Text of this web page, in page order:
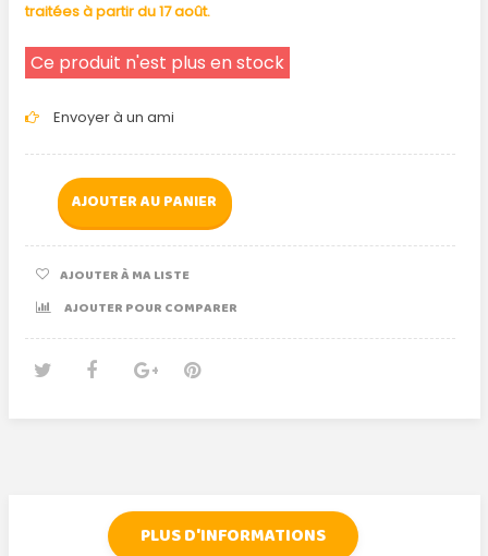
traitées à partir du 17 août.
Ce produit n'est plus en stock
Envoyer à un ami
AJOUTER AU PANIER
AJOUTER À MA LISTE
AJOUTER POUR COMPARER
PLUS D'INFORMATIONS